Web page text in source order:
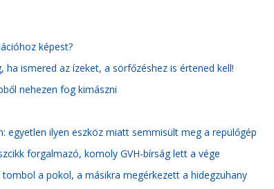
képest?
ismered az ízeket, a sörfőzéshez is értened kell!
nehezen fog kimászni
egyetlen ilyen eszköz miatt semmisült meg a repülőgép
forgalmazó, komoly GVH-bírság lett a vége
a pokol, a másikra megérkezett a hidegzuhany